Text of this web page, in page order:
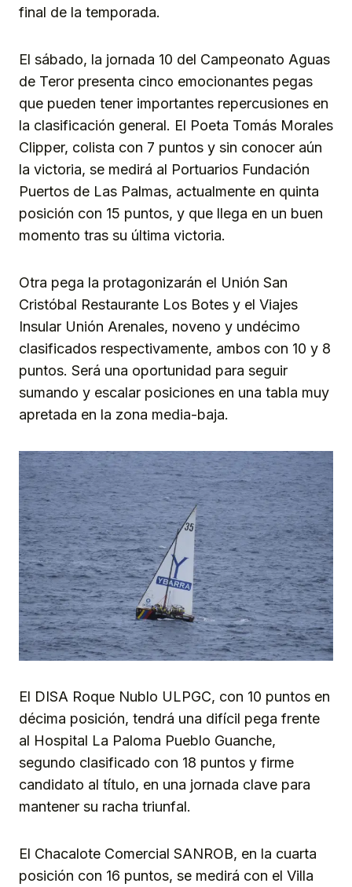
final de la temporada.
El sábado, la jornada 10 del Campeonato Aguas
de Teror presenta cinco emocionantes pegas
que pueden tener importantes repercusiones en
la clasificación general. El Poeta Tomás Morales
Clipper, colista con 7 puntos y sin conocer aún
la victoria, se medirá al Portuarios Fundación
Puertos de Las Palmas, actualmente en quinta
posición con 15 puntos, y que llega en un buen
momento tras su última victoria.
Otra pega la protagonizarán el Unión San
Cristóbal Restaurante Los Botes y el Viajes
Insular Unión Arenales, noveno y undécimo
clasificados respectivamente, ambos con 10 y 8
puntos. Será una oportunidad para seguir
sumando y escalar posiciones en una tabla muy
apretada en la zona media-baja.
El DISA Roque Nublo ULPGC, con 10 puntos en
décima posición, tendrá una difícil pega frente
al Hospital La Paloma Pueblo Guanche,
segundo clasificado con 18 puntos y firme
candidato al título, en una jornada clave para
mantener su racha triunfal.
El Chacalote Comercial SANROB, en la cuarta
posición con 16 puntos, se medirá con el Villa